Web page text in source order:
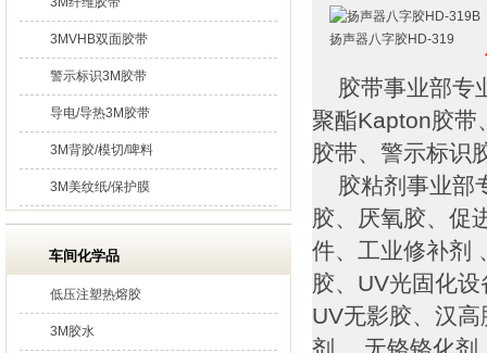
3MVHB双面胶带
警示标识3M胶带
导电/导热3M胶带
3M背胶/模切/啤料
3M美纹纸/保护膜
车间化学品
低压注塑热熔胶
3M胶水
扬声器八字胶HD-319
胶带事业部专
聚酯Kapton胶带
胶带、警示标识
胶粘剂事业部
胶、厌氧胶、促
件、工业修补剂
胶、UV光固化
UV无影胶、汉